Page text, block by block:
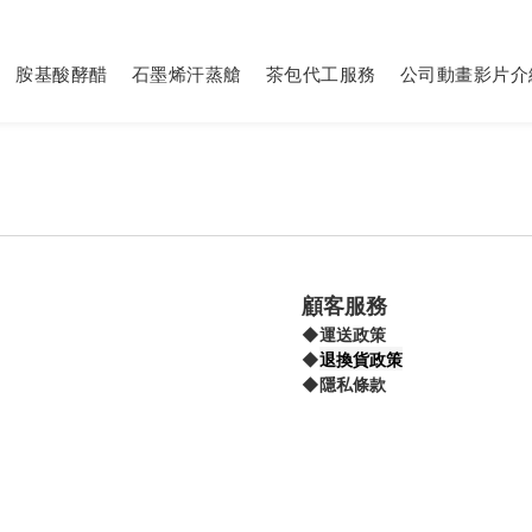
胺基酸酵醋 石墨烯汗蒸艙 茶包代工服務 公司動畫影片
顧客服務
◆運送政策
◆退換貨政策
◆隱私條款